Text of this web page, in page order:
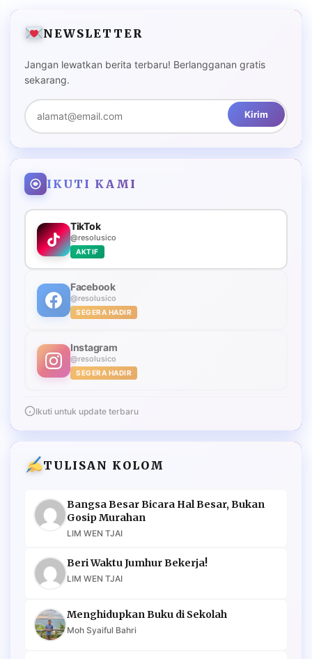
NEWSLETTER
Jangan lewatkan berita terbaru! Berlangganan gratis
sekarang.
Kirim
IKUTI KAMI
TikTok
@resolusico
AKTIF
Facebook
@resolusico
SEGERA HADIR
Instagram
@resolusico
SEGERA HADIR
Ikuti untuk update terbaru
TULISAN KOLOM
Bangsa Besar Bicara Hal Besar, Bukan
Gosip Murahan
LIM WEN TJAI
Beri Waktu Jumhur Bekerja!
LIM WEN TJAI
Menghidupkan Buku di Sekolah
Moh Syaiful Bahri